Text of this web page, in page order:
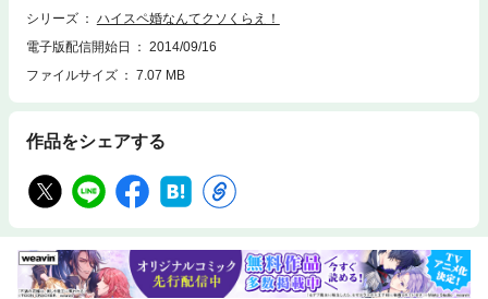
シリーズ
ハイスペ婚なんてクソくらえ！
電子版配信開始日
2014/09/16
ファイルサイズ
7.07 MB
作品をシェアする